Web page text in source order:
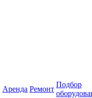
Аренда Ремонт
Подбор